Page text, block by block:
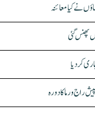
نے کیا معائنہ
پھنس گئی
راج ورما کا دورہ